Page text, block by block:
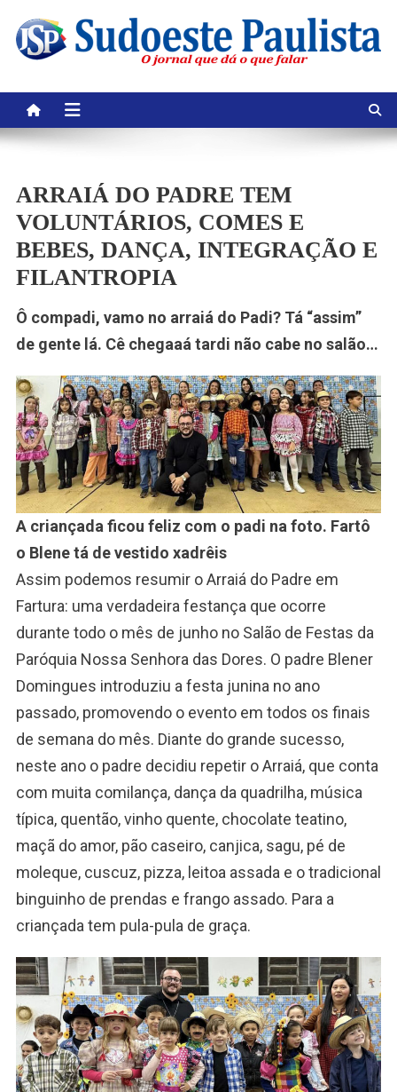
content
ARRAIÁ DO PADRE TEM
VOLUNTÁRIOS, COMES E
BEBES, DANÇA, INTEGRAÇÃO E
FILANTROPIA
Ô compadi, vamo no arraiá do Padi? Tá “assim”
de gente lá. Cê chegaaá tardi não cabe no salão…
A criançada ficou feliz com o padi na foto. Fartô
o Blene tá de vestido xadrêis
Assim podemos resumir o Arraiá do Padre em
Fartura: uma verdadeira festança que ocorre
durante todo o mês de junho no Salão de Festas da
Paróquia Nossa Senhora das Dores. O padre Blener
Domingues introduziu a festa junina no ano
passado, promovendo o evento em todos os finais
de semana do mês. Diante do grande sucesso,
neste ano o padre decidiu repetir o Arraiá, que conta
com muita comilança, dança da quadrilha, música
típica, quentão, vinho quente, chocolate teatino,
maçã do amor, pão caseiro, canjica, sagu, pé de
moleque, cuscuz, pizza, leitoa assada e o tradicional
binguinho de prendas e frango assado. Para a
criançada tem pula-pula de graça.